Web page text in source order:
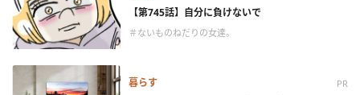
【第745話】自分に負けないで
＃ないものねだりの女達。
暮らす PR